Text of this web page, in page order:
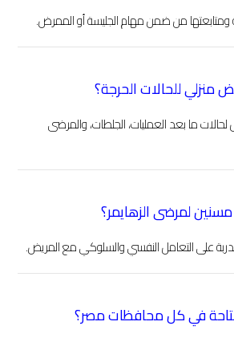
ومتابعتها من ضمن مهام الجليسة أو الممرض.
ما بعد العمليات، الجلطات، والمرضى
على التعامل النفسي والسلوكي مع المريض.